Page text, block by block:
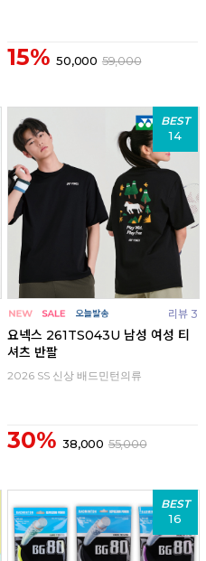
15% 50,000 59,000
BEST
14
리뷰 3
요넥스 261TS043U 남성 여성 티
셔츠 반팔
2026 SS 신상 배드민턴의류
30% 38,000 55,000
BEST
16